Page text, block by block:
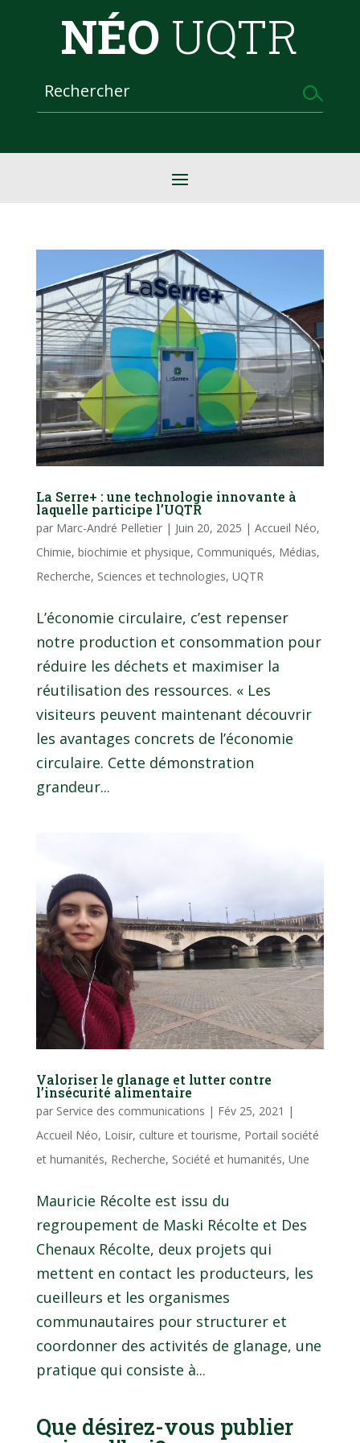
NÉO UQTR
La Serre+ : une technologie innovante à
laquelle participe l’UQTR
par Marc-André Pelletier| Juin 20, 2025 | Accueil Néo,
Chimie, biochimie et physique, Communiqués, Médias,
Recherche, Sciences et technologies, UQTR
L’économie circulaire, c’est repenser
notre production et consommation pour
réduire les déchets et maximiser la
réutilisation des ressources. « Les
visiteurs peuvent maintenant découvrir
les avantages concrets de l’économie
circulaire. Cette démonstration
grandeur...
Valoriser le glanage et lutter contre
l’insécurité alimentaire
par Service des communications | Fév 25, 2021 |
Accueil Néo, Loisir, culture et tourisme, Portail société
et humanités, Recherche, Société et humanités, Une
Mauricie Récolte est issu du
regroupement de Maski Récolte et Des
Chenaux Récolte, deux projets qui
mettent en contact les producteurs, les
cueilleurs et les organismes
communautaires pour structurer et
coordonner des activités de glanage, une
pratique qui consiste à...
Que désirez-vous publier